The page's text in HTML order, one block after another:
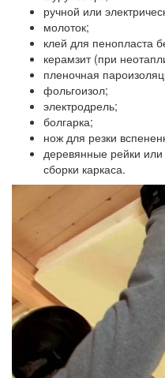
ручной или
молоток;
клей для пенопласта
керамзит (при
пленочная
фольгоизол;
электродрель;
болгарка;
нож для резки
деревянные рейки
сборки каркаса.